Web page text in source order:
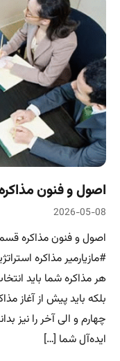
اصول و فنون
2026-05-08
#مازیارمیر مذاکره
هر مذاکره شما باید
بلکه باید پیش از آغاز
چهارم و الی آخر را نیز
ایده‌آل شما […]